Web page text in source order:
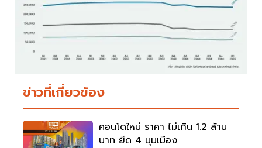
ข่าวที่เกี่ยวข้อง
คอนโดใหม่ ราคา ไม่เกิน 1.2 ล้าน
บาท ยึด 4 มุมเมือง